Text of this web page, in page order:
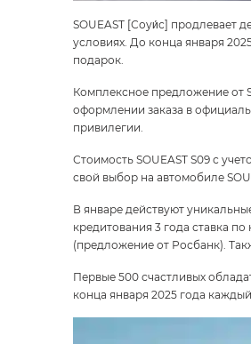
SOUEAST [Соуи́с] продлевает
условиях. До конца января
подарок.
Комплексное предложение от
оформлении заказа в
привилегии.
СтоимостьSOUEAST S09 с
свой выбор на автомобиле
В январе действуют
кредитования 3 года ставка
(предложение от Росбанк).
Первые 500 счастливых
конца января 2025 года